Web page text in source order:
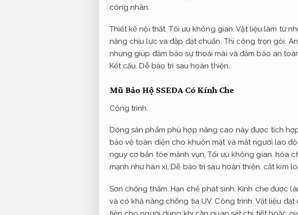
công nhân.
Thiết kế nội thất. Tối ưu không gian. Vật liệu làm từ
năng chịu lực va đập đạt chuẩn. Thi công trọn gói.
nhưng giúp đảm bảo sự thoải mái và đảm bảo an
Kết cấu. Dễ bảo trì sau hoàn thiện.
Mũ Bảo Hộ SSEDA Có Kính Che
Công trình.
Dòng sản phẩm phù hợp nâng cao này được tích
bảo vệ toàn diện cho khuôn mặt và mắt người lao
nguy cơ bắn tóe mảnh vụn,Tối ưu không gian. hóa
mạnh như hàn xì, Dễ bảo trì sau hoàn thiện. cắt kim
Sơn chống thấm. Hạn chế phát sinh. Kính che được
và có khả năng chống tia UV. Công trình. Vật liệu đạt